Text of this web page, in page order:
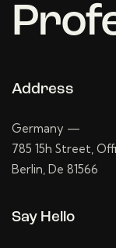
Address
Germany —
785 15h Street,
Berlin, De 81566
Say Hello